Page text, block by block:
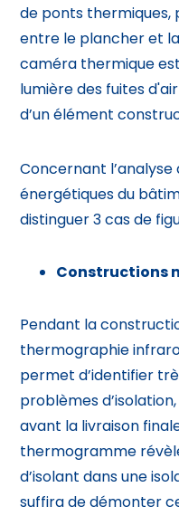
de ponts thermiques,
entre le plancher et
caméra thermique
lumière des fuites
d’un élément
Concernant
énergétiques du
distinguer 3 cas de
Constructions
Pendant la
thermographie
permet d’identifier
problèmes
avant la livraison
thermogramme
d’isolant dans une
suffira de démonter